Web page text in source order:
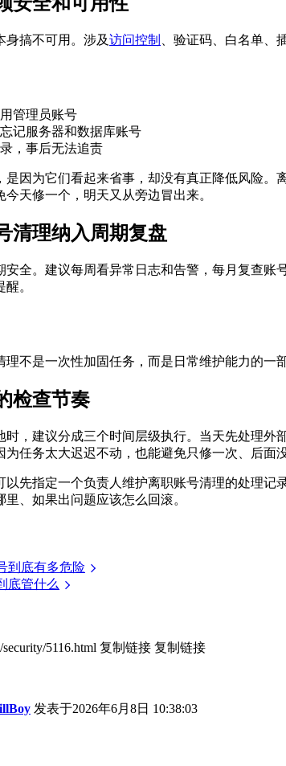
身搞不可用。涉及访问控制 、验证码、白名单、
管理员账号
记服务器和数据库账号
，事后无法追责
是因为它们看起来省事，却没有真正降低风险
天修一个，明天又从旁边冒出来。
清理纳入周期复盘
安全。建议每周看异常日志和告警，每月复查
。
理不是一次性加固任务，而是日常维护能力的一
检查节奏
时，建议分成三个时间层级执行。当天先处理
任务太大迟迟不动，也能避免只修一次、后面
以先指定一个负责人维护离职账号清理的处理
、如果出问题应该怎么回滚。
到底有多危险
底管什么
5116.html 复制链接 复制链接
发表于2026年6月8日 10:38:03